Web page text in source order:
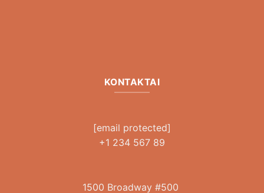
KONTAKTAI
[email protected]
+1 234 567 89
1500 Broadway #500